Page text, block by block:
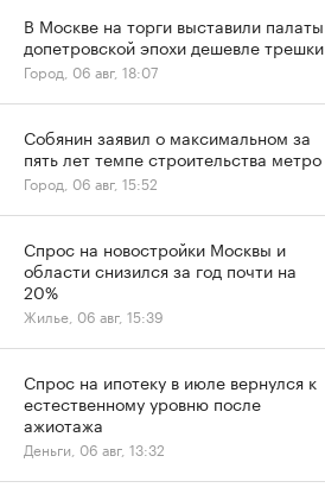
В Москве на торги выставили палаты
допетровской эпохи дешевле трешки
Город, 06 авг, 18:07
Собянин заявил о максимальном за
пять лет темпе строительства метро
Город, 06 авг, 15:52
Спрос на новостройки Москвы и
области снизился за год почти на
20%
Жилье, 06 авг, 15:39
Спрос на ипотеку в июле вернулся к
естественному уровню после
ажиотажа
Деньги, 06 авг, 13:32